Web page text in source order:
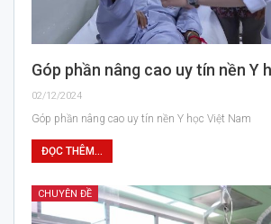
Góp phần nâng cao uy tín nền Y
02/12/2024
Góp phần nâng cao uy tín nền Y học Việt Nam
ĐỌC THÊM...
CHUYÊN ĐỀ